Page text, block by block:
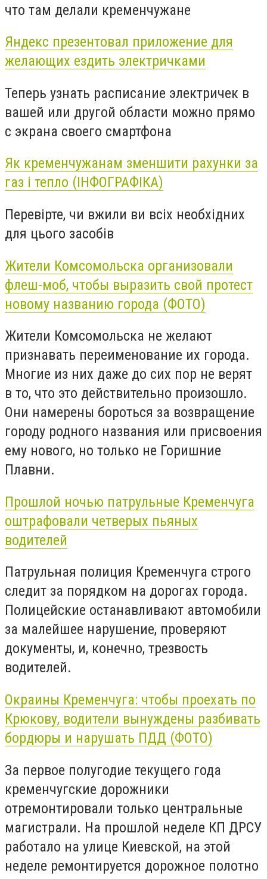
что там делали кременчужане
Яндекс презентовал приложение для
желающих ездить электричками
Теперь узнать расписание электричек в
вашей или другой области можно прямо
с экрана своего смартфона
Як кременчужанам зменшити рахунки за
газ і тепло (ІНФОГРАФІКА)
Перевірте, чи вжили ви всіх необхідних
для цього засобів
Жители Комсомольска организовали
флеш-моб, чтобы выразить свой протест
новому названию города (ФОТО)
Жители Комсомольска не желают
признавать переименование их города.
Многие из них даже до сих пор не верят
в то, что это действительно произошло.
Они намерены бороться за возвращение
городу родного названия или присвоения
ему нового, но только не Горишние
Плавни.
Прошлой ночью патрульные Кременчуга
оштрафовали четверых пьяных
водителей
Патрульная полиция Кременчуга строго
следит за порядком на дорогах города.
Полицейские останавливают автомобили
за малейшее нарушение, проверяют
документы, и, конечно, трезвость
водителей.
Окраины Кременчуга: чтобы проехать по
Крюкову, водители вынуждены разбивать
бордюры и нарушать ПДД (ФОТО)
За первое полугодие текущего года
кременчугские дорожники
отремонтировали только центральные
магистрали. На прошлой неделе КП ДРСУ
работало на улице Киевской, на этой
неделе ремонтируется дорожное полотно